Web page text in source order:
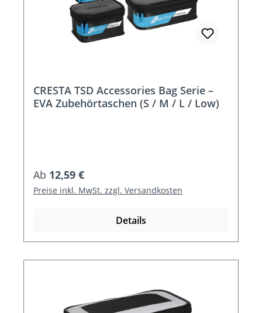
CRESTA TSD Accessories Bag Serie –
EVA Zubehörtaschen (S / M / L / Low)
Regulärer Preis:
Ab 12,59 €
Preise inkl. MwSt. zzgl. Versandkosten
Details